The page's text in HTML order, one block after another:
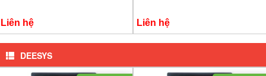
Liên hệ Liên hệ
DEESYS